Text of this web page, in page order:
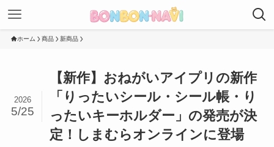
ホーム 商品 新商品
【新作】おねがいアイプリの新作
「りったいシール・シール帳・り
ったいキーホルダー」の発売が決
定！しまむらオンラインに登場
2026
5/25